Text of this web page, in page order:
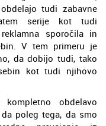
tudi zabavne
serije kot tudi
sporočila in
V tem primeru je
da dobijo tudi, tako
kot tudi njihovo
obdelavo
poleg tega, da smo